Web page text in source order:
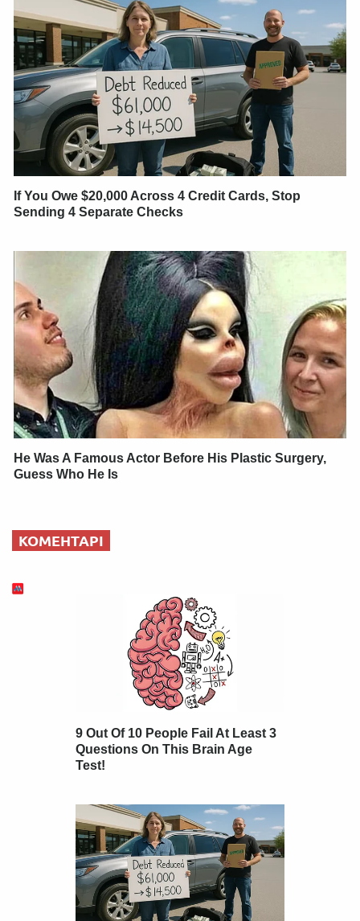
If You Owe $20,000 Across 4 Credit Cards, Stop
Sending 4 Separate Checks
He Was A Famous Actor Before His Plastic Surgery,
Guess Who He Is
КОМЕНТАРІ